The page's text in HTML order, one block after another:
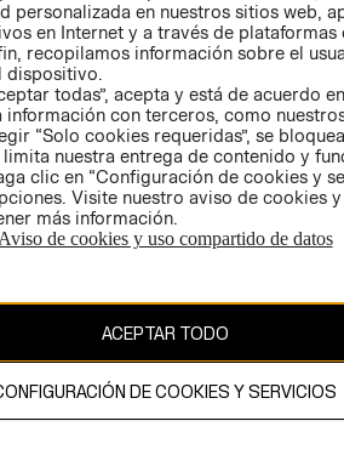
EMPRESARIAL
PRIVACIDAD
GIFT CARD
AVISO DE
COOKIES
LIBRO DE
personalizada en nuestros sitios web,
en Internet y a través de plataformas
recopilamos información sobre el
dispositivo.
todas”, acepta y está de acuerdo
información con terceros, como
“Solo cookies requeridas”, se
nuestra entrega de contenido y
clic en “Configuración de cookies y
Visite nuestro aviso de cookies
más información.
Aviso de cookies y uso compartido de datos
ACEPTAR TODO
DE COOKIES Y SERVICIOS